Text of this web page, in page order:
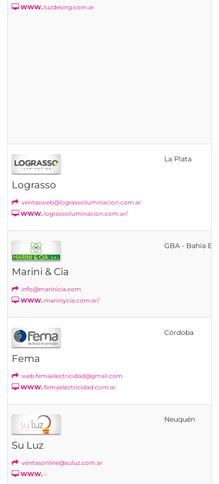
WWW. luzdesing.com.ar
Lograsso
ventasweb@lograssoiluminacion.com.ar
WWW. lograssoiluminacion.com.ar/
La Plata
Marini & Cia
info@marinicia.com
WWW. mariniycia.com.ar/
GBA - Bahía
Fema
web.femaelectricidad@gmail.com
WWW. femaelectricidad.com.ar
Córdoba
Su Luz
ventasonline@suluz.com.ar
WWW. -
Neuquén